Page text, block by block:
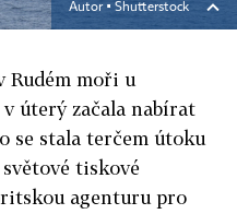
Autor ▪ Shutterstock
moři u
úterý začala nabírat
se stala terčem útoku
tiskové
agenturu pro